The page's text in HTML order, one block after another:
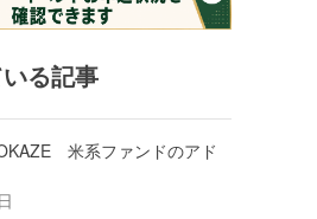
る記事
米系ファンドのアド